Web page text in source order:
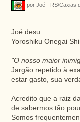
por Joé - RS/Caxias
Joé desu.
Yoroshiku Onegai
"O nosso maior
Jargão repetido à
estar gasto, sua
Acredito que a raiz
de sabermos tão
Somos